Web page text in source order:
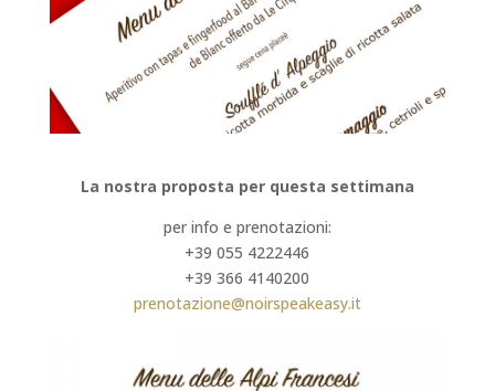
La nostra proposta per questa settimana
per info e prenotazioni:
+39 055 4222446
+39 366 4140200
prenotazione@noirspeakeasy.it